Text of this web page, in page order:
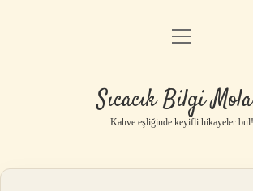
Anasayfa
Yasal Uyarı
menüyü
Sıcacık Bilgi
Kahve eşliğinde keyifli hikayeler bul!